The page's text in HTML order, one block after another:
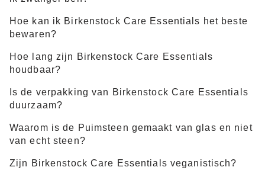
Hoe kan ik Birkenstock Care Essentials het beste
bewaren?
Hoe lang zijn Birkenstock Care Essentials
houdbaar?
Is de verpakking van Birkenstock Care Essentials
duurzaam?
Waarom is de Puimsteen gemaakt van glas en niet
van echt steen?
Zijn Birkenstock Care Essentials veganistisch?